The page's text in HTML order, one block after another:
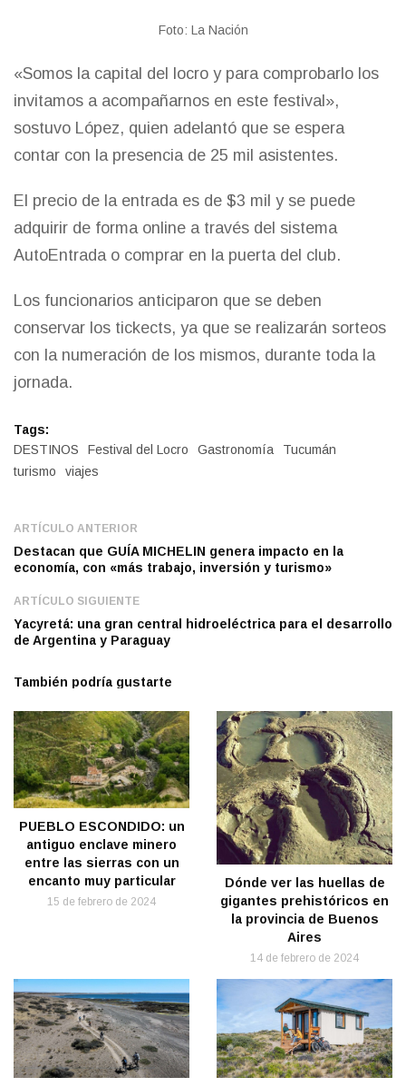
Foto: La Nación
«Somos la capital del locro y para comprobarlo los
invitamos a acompañarnos en este festival»,
sostuvo López, quien adelantó que se espera
contar con la presencia de 25 mil asistentes.
El precio de la entrada es de $3 mil y se puede
adquirir de forma online a través del sistema
AutoEntrada o comprar en la puerta del club.
Los funcionarios anticiparon que se deben
conservar los tickects, ya que se realizarán sorteos
con la numeración de los mismos, durante toda la
jornada.
Tags:
DESTINOS
Festival del Locro Gastronomía
Tucumán
turismo
viajes
ARTÍCULO ANTERIOR
Destacan que GUÍA MICHELIN genera impacto en la
economía, con «más trabajo, inversión y turismo»
ARTÍCULO SIGUIENTE
Yacyretá: una gran central hidroeléctrica para el desarrollo
de Argentina y Paraguay
También podría gustarte
PUEBLO ESCONDIDO: un
antiguo enclave minero
entre las sierras con un
encanto muy particular
15 de febrero de 2024
Dónde ver las huellas de
gigantes prehistóricos en
la provincia de Buenos
Aires
14 de febrero de 2024